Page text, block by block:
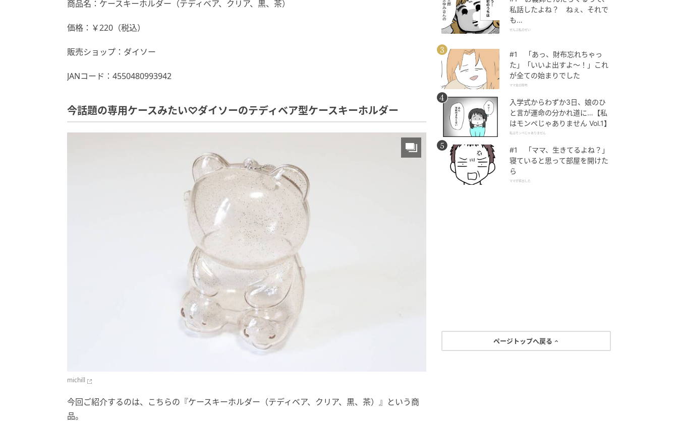
商品名：ケースキーホルダー（テディベア、クリア、黒、茶）
価格：￥220（税込）
販売ショップ：ダイソー
JANコード：4550480993942
今話題の専用ケースみたい♡ダイソーのテディベア型ケースキーホルダー
michill
今回ご紹介するのは、こちらの『ケースキーホルダー（テディベア、クリア、黒、茶）』という商
品。
私話したよね？ ねぇ、それで
も…
ぜんぶ私のせい
#1 「あっ、財布忘れちゃっ
た」「いいよ出すよ〜！」これ
が全ての始まりでした
ママ友の財布
入学式からわずか3日、娘のひ
と言が運命の分かれ道に…【私
はモンペじゃありません Vol.1】
私はモンペじゃありません
#1 「ママ、生きてるよね？」
寝ていると思って部屋を開けた
ら
ママが家出した
ページトップへ戻る